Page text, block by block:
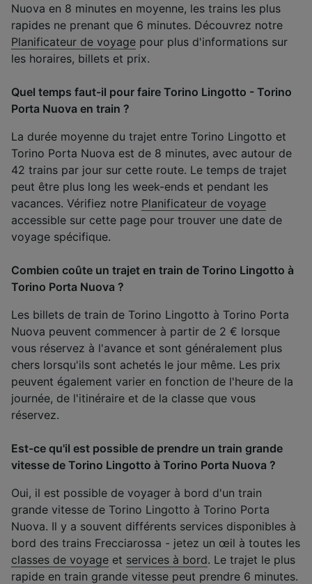
Nuova en 8 minutes en moyenne, les trains les plus
rapides ne prenant que 6 minutes. Découvrez notre
Planificateur de voyage pour plus d'informations sur
les horaires, billets et prix.
Quel temps faut-il pour faire Torino Lingotto - Torino
Porta Nuova en train ?
La durée moyenne du trajet entre Torino Lingotto et
Torino Porta Nuova est de 8 minutes, avec autour de
42 trains par jour sur cette route. Le temps de trajet
peut être plus long les week-ends et pendant les
vacances. Vérifiez notre Planificateur de voyage
accessible sur cette page pour trouver une date de
voyage spécifique.
Combien coûte un trajet en train de Torino Lingotto à
Torino Porta Nuova ?
Les billets de train de Torino Lingotto à Torino Porta
Nuova peuvent commencer à partir de 2 € lorsque
vous réservez à l'avance et sont généralement plus
chers lorsqu'ils sont achetés le jour même. Les prix
peuvent également varier en fonction de l'heure de la
journée, de l'itinéraire et de la classe que vous
réservez.
Est-ce qu'il est possible de prendre un train grande
vitesse de Torino Lingotto à Torino Porta Nuova ?
Oui, il est possible de voyager à bord d'un train
grande vitesse de Torino Lingotto à Torino Porta
Nuova. Il y a souvent différents services disponibles à
bord des trains Frecciarossa - jetez un œil à toutes les
classes de voyage et services à bord. Le trajet le plus
rapide en train grande vitesse peut prendre 6 minutes.